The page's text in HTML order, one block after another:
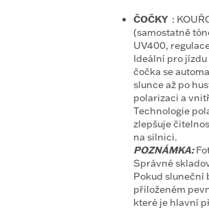
ČOČKY :
(samostatně
UV400,
Ideální pro
čočka se
slunce až po
polarizaci a
Technologie
zlepšuje
na silnici.
POZNÁMKA:
Správné
Pokud sluneční
přiloženém
které je hlavní